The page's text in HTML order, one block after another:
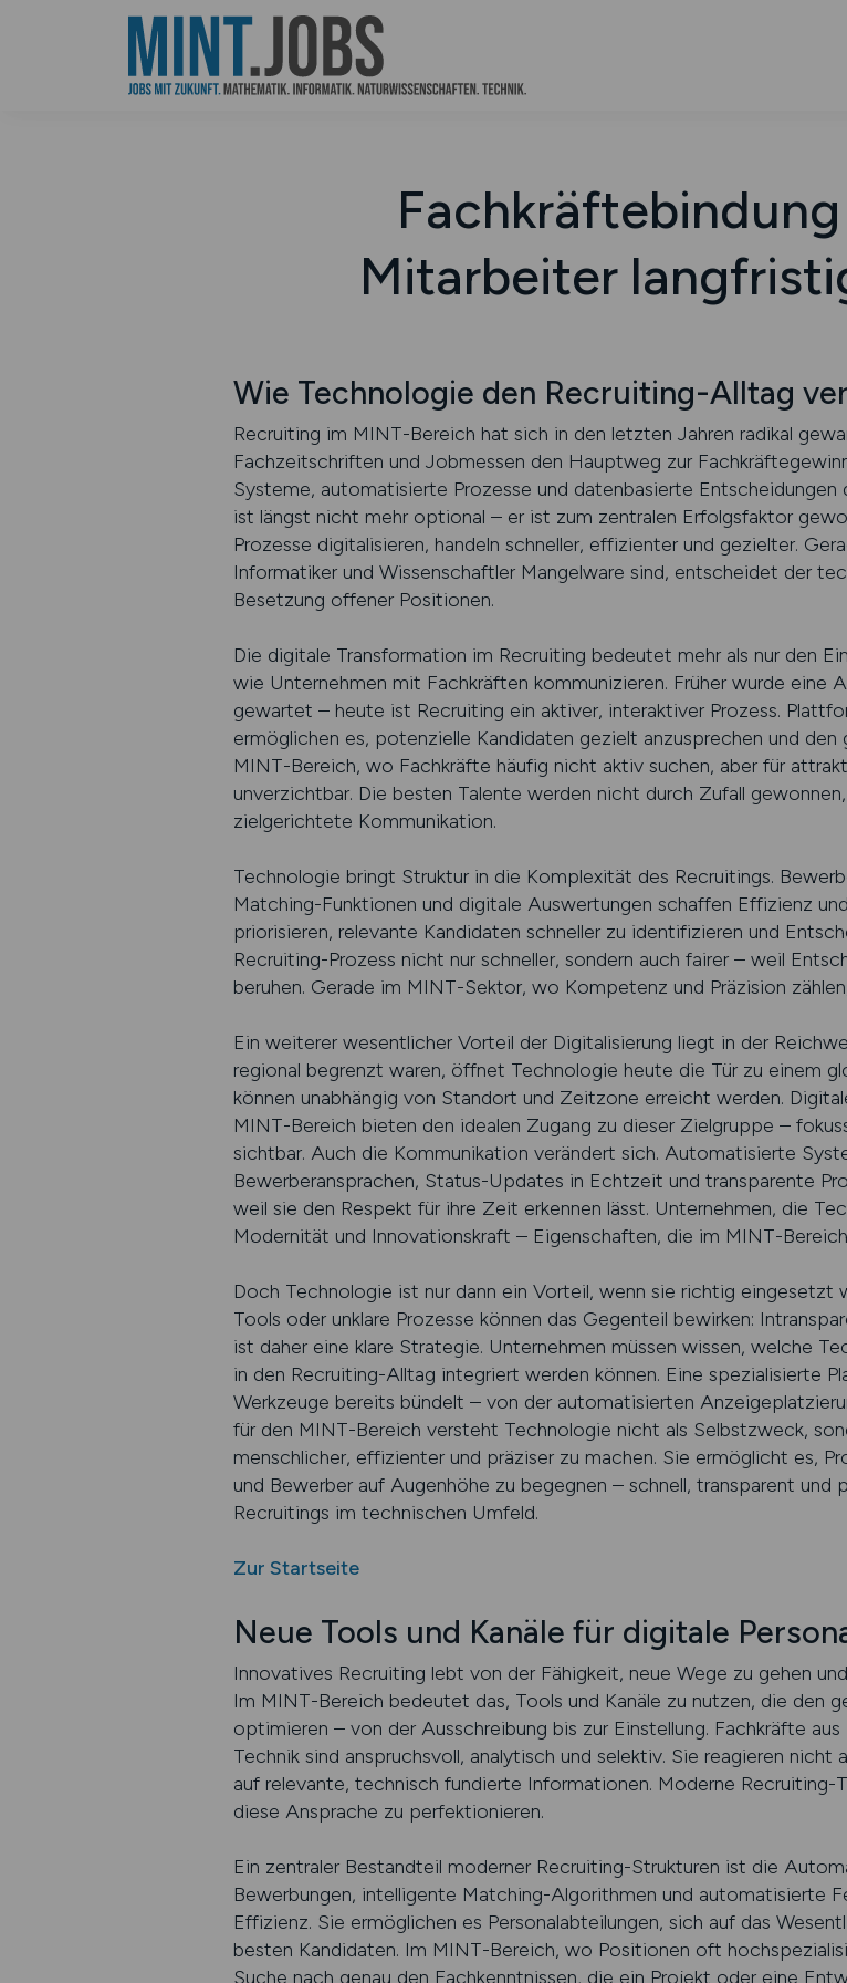
Mitarbeiter
Wie Technologie den Recruiting-Alltag
Recruiting im MINT-Bereich hat sich in den letzten Jahren radikal
Fachzeitschriften und Jobmessen den Hauptweg zur
Systeme, automatisierte Prozesse und datenbasierte
ist längst nicht mehr optional – er ist zum zentralen Erfolgsfaktor
Prozesse digitalisieren, handeln schneller, effizienter und gezielter.
Informatiker und Wissenschaftler Mangelware sind, entscheidet der
Besetzung offener Positionen.
Die digitale Transformation im Recruiting bedeutet mehr als nur den
wie Unternehmen mit Fachkräften kommunizieren. Früher wurde eine
gewartet – heute ist Recruiting ein aktiver, interaktiver Prozess.
ermöglichen es, potenzielle Kandidaten gezielt anzusprechen und
MINT-Bereich, wo Fachkräfte häufig nicht aktiv suchen, aber für
unverzichtbar. Die besten Talente werden nicht durch Zufall
zielgerichtete Kommunikation.
Technologie bringt Struktur in die Komplexität des Recruitings.
Matching-Funktionen und digitale Auswertungen schaffen Effizienz
priorisieren, relevante Kandidaten schneller zu identifizieren und
Recruiting-Prozess nicht nur schneller, sondern auch fairer – weil
beruhen. Gerade im MINT-Sektor, wo Kompetenz und Präzision
Ein weiterer wesentlicher Vorteil der Digitalisierung liegt in der
regional begrenzt waren, öffnet Technologie heute die Tür zu einem
können unabhängig von Standort und Zeitzone erreicht werden.
MINT-Bereich bieten den idealen Zugang zu dieser Zielgruppe –
sichtbar. Auch die Kommunikation verändert sich. Automatisierte
Bewerberansprachen, Status-Updates in Echtzeit und transparente
weil sie den Respekt für ihre Zeit erkennen lässt. Unternehmen, die
Modernität und Innovationskraft – Eigenschaften, die im MINT-
Doch Technologie ist nur dann ein Vorteil, wenn sie richtig
Tools oder unklare Prozesse können das Gegenteil bewirken:
ist daher eine klare Strategie. Unternehmen müssen wissen, welche
in den Recruiting-Alltag integriert werden können. Eine spezialisierte
Werkzeuge bereits bündelt – von der automatisierten
für den MINT-Bereich versteht Technologie nicht als Selbstzweck,
menschlicher, effizienter und präziser zu machen. Sie ermöglicht es,
und Bewerber auf Augenhöhe zu begegnen – schnell, transparent und
Recruitings im technischen Umfeld.
Zur Startseite
Neue Tools und Kanäle für digitale
Innovatives Recruiting lebt von der Fähigkeit, neue Wege zu gehen
Im MINT-Bereich bedeutet das, Tools und Kanäle zu nutzen, die den
optimieren – von der Ausschreibung bis zur Einstellung. Fachkräfte
Technik sind anspruchsvoll, analytisch und selektiv. Sie reagieren
auf relevante, technisch fundierte Informationen. Moderne Recruiting-
diese Ansprache zu perfektionieren.
Ein zentraler Bestandteil moderner Recruiting-Strukturen ist die
Bewerbungen, intelligente Matching-Algorithmen und automatisierte
Effizienz. Sie ermöglichen es Personalabteilungen, sich auf das
besten Kandidaten. Im MINT-Bereich, wo Positionen oft
Suche nach genau den Fachkenntnissen, die ein Projekt oder eine